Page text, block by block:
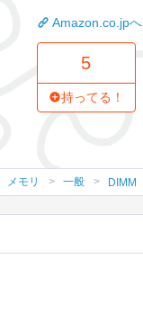
Amazon.co.jpへ
5
持ってる！
メモリ 一般 DIMM